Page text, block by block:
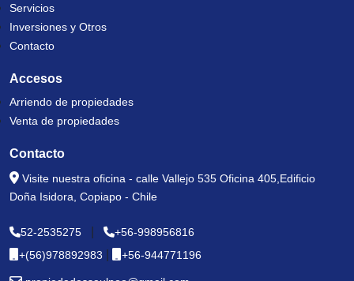
Servicios
Inversiones y Otros
Contacto
Accesos
Arriendo de propiedades
Venta de propiedades
Contacto
Visite nuestra oficina - calle Vallejo 535 Oficina 405,Edificio
Doña Isidora, Copiapo - Chile
52-2535275
+56-998956816
+(56)978892983
+56-944771196